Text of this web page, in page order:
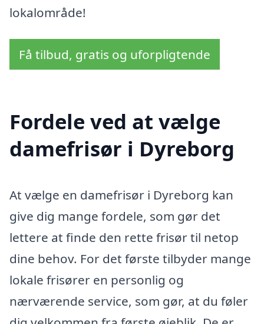
lokalområde!
Få tilbud, gratis og uforpligtende
Fordele ved at vælge
damefrisør i Dyreborg
At vælge en damefrisør i Dyreborg kan
give dig mange fordele, som gør det
lettere at finde den rette frisør til netop
dine behov. For det første tilbyder mange
lokale frisører en personlig og
nærværende service, som gør, at du føler